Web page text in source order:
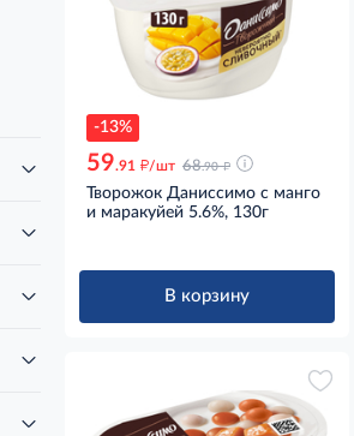
-13%
59.91 д/шт 68.90 д
Творожок Даниссимо с манго
и маракуйей 5.6%, 130г
В корзину